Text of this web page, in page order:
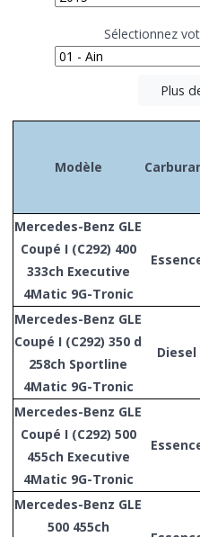
Sélectionnez
Plus
Modèle
Mercedes-Benz GLE
Coupé I (C292) 400
333ch Executive
4Matic 9G-Tronic
Mercedes-Benz GLE
Coupé I (C292) 350 d
258ch Sportline
4Matic 9G-Tronic
Diesel
Mercedes-Benz GLE
Coupé I (C292) 500
455ch Executive
4Matic 9G-Tronic
Mercedes-Benz GLE
500 455ch